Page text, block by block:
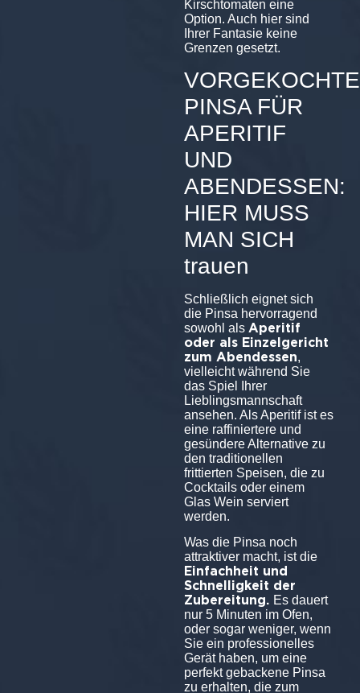
Kirschtomaten eine
Option. Auch hier sind
Ihrer Fantasie keine
Grenzen gesetzt.
VORGEKOCHTE
PINSA FÜR
APERITIF
UND
ABENDESSEN:
HIER MUSS
MAN SICH
trauen
Schließlich eignet sich
die Pinsa hervorragend
sowohl als Aperitif
oder als Einzelgericht
zum Abendessen,
vielleicht während Sie
das Spiel Ihrer
Lieblingsmannschaft
ansehen. Als Aperitif ist es
eine raffiniertere und
gesündere Alternative zu
den traditionellen
frittierten Speisen, die zu
Cocktails oder einem
Glas Wein serviert
werden.
Was die Pinsa noch
attraktiver macht, ist die
Einfachheit und
Schnelligkeit der
Zubereitung. Es dauert
nur 5 Minuten im Ofen,
oder sogar weniger, wenn
Sie ein professionelles
Gerät haben, um eine
perfekt gebackene Pinsa
zu erhalten, die zum